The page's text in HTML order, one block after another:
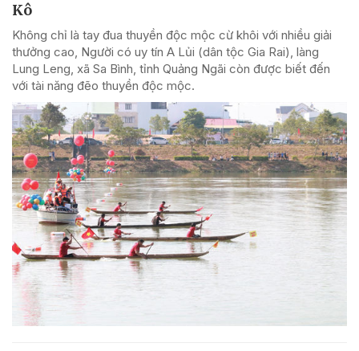
Kô
Không chỉ là tay đua thuyền độc mộc cừ khôi với nhiều giải
thưởng cao, Người có uy tín A Lủi (dân tộc Gia Rai), làng
Lung Leng, xã Sa Bình, tỉnh Quảng Ngãi còn được biết đến
với tài năng đẽo thuyền độc mộc.